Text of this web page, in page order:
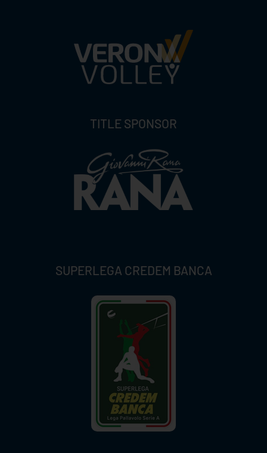
TITLE SPONSOR
SUPERLEGA CREDEM BANCA